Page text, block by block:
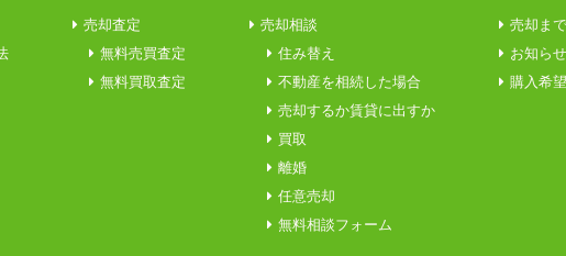
売却査定
無料売買査定
無料買取査定
売却相談
住み替え
不動産を相続した場合
売却するか賃貸に出すか
買取
離婚
任意売却
無料相談フォーム
売却ま
お知らせ
購入希